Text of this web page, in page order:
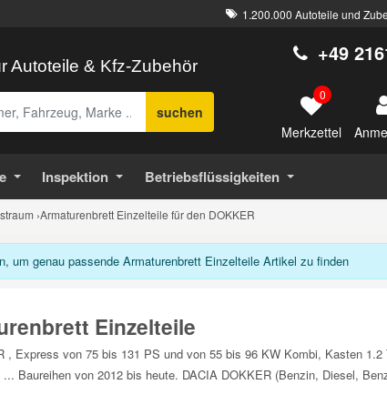
1.200.000 Autoteile und
Autoteile & Kfz-Zubehör
suchen
+49
0
Merkzettel
Inspektion Betriebsflüssigkeiten
›Armaturenbrett Einzelteile für den DOKKER
um genau passende Armaturenbrett Einzelteile Artikel zu finden
Einzelteile
, Express von 75 bis 131 PS und von 55 bis 96 KW Kombi, Kasten 1.2
Baureihen von 2012 bis heute. DACIA DOKKER (Benzin, Diesel,